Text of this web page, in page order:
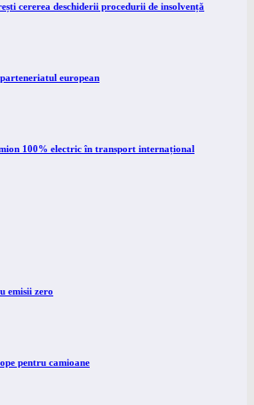
cererea deschiderii procedurii de insolvență
european
100% electric în transport internațional
emisii zero
pentru camioane